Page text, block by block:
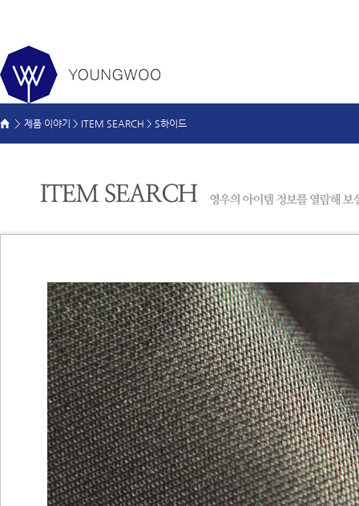
제품 이야기 > ITEM SEARCH > S하이드